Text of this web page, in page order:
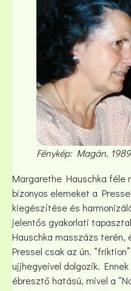
Fénykép: Magán, 1989
Margarethe Hauschka féle
bizonyos elemeket a
kiegészítése és
jelentős gyakorlati
Hauschka masszázs terén,
Pressel csak az ún.
ujjhegyeivel dolgozik.
ébresztő hatású, mivel a